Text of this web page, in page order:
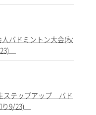
バドミントン大会(秋
ステップアップ バド
り9/23)